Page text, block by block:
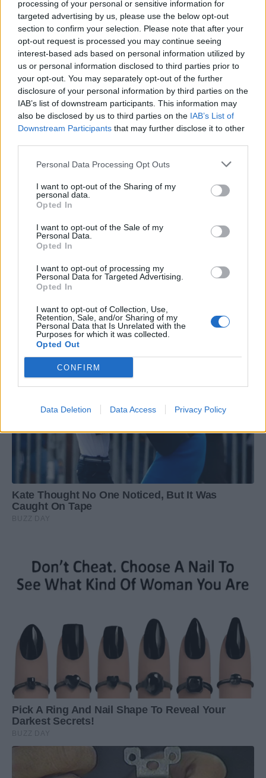
processing of your personal or sensitive information for
targeted advertising by us, please use the below opt-out
section to confirm your selection. Please note that after your
opt-out request is processed you may continue seeing
interest-based ads based on personal information utilized by
us or personal information disclosed to third parties prior to
your opt-out. You may separately opt-out of the further
disclosure of your personal information by third parties on the
IAB’s list of downstream participants. This information may
also be disclosed by us to third parties on the IAB’s List of
Downstream Participants that may further disclose it to other
Personal Data Processing Opt Outs
I want to opt-out of the Sharing of my
personal data.
Opted In
I want to opt-out of the Sale of my
Personal Data.
Opted In
I want to opt-out of processing my
Personal Data for Targeted Advertising.
Opted In
I want to opt-out of Collection, Use,
Retention, Sale, and/or Sharing of my
Personal Data that Is Unrelated with the
Purposes for which it was collected.
Opted Out
CONFIRM
Data Deletion Data Access Privacy Policy